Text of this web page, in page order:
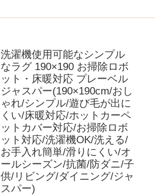
洗濯機使用可能なシンプル
なラグ 190×190 お掃除ロボ
ット・床暖対応 プレーベル
ジャスパー(190×190cm/おし
ゃれ/シンプル/遊び毛が出に
くい/床暖対応/ホットカーペ
ットカバー対応/お掃除ロボ
ット対応/洗濯機OK/洗える/
お手入れ簡単/滑りにくい/オ
ールシーズン/抗菌/防ダニ/子
供/リビング/ダイニング/ジャ
スパー)